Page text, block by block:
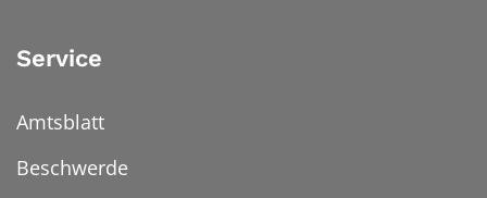
Service
Amtsblatt
Beschwerde